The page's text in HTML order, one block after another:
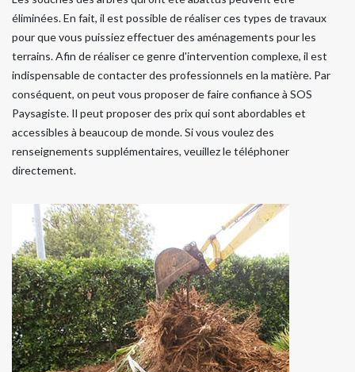
éliminées. En fait, il est possible de réaliser ces types de travaux
pour que vous puissiez effectuer des aménagements pour les
terrains. Afin de réaliser ce genre d'intervention complexe, il est
indispensable de contacter des professionnels en la matière. Par
conséquent, on peut vous proposer de faire confiance à SOS
Paysagiste. Il peut proposer des prix qui sont abordables et
accessibles à beaucoup de monde. Si vous voulez des
renseignements supplémentaires, veuillez le téléphoner
directement.